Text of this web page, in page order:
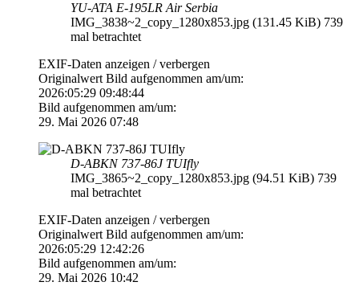
YU-ATA E-195LR Air Serbia
IMG_3838~2_copy_1280x853.jpg (131.45 KiB) 739
mal betrachtet
EXIF-Daten anzeigen / verbergen
Originalwert Bild aufgenommen am/um:
2026:05:29 09:48:44
Bild aufgenommen am/um:
29. Mai 2026 07:48
D-ABKN 737-86J TUIfly
IMG_3865~2_copy_1280x853.jpg (94.51 KiB) 739
mal betrachtet
EXIF-Daten anzeigen / verbergen
Originalwert Bild aufgenommen am/um:
2026:05:29 12:42:26
Bild aufgenommen am/um:
29. Mai 2026 10:42